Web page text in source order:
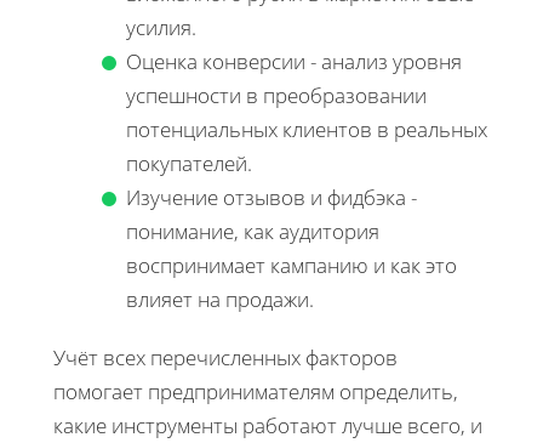
усилия.
Оценка конверсии - анализ уровня
успешности в преобразовании
потенциальных клиентов в реальных
покупателей.
Изучение отзывов и фидбэка -
понимание, как аудитория
воспринимает кампанию и как это
влияет на продажи.
Учёт всех перечисленных факторов
помогает предпринимателям определить,
какие инструменты работают лучше всего, и